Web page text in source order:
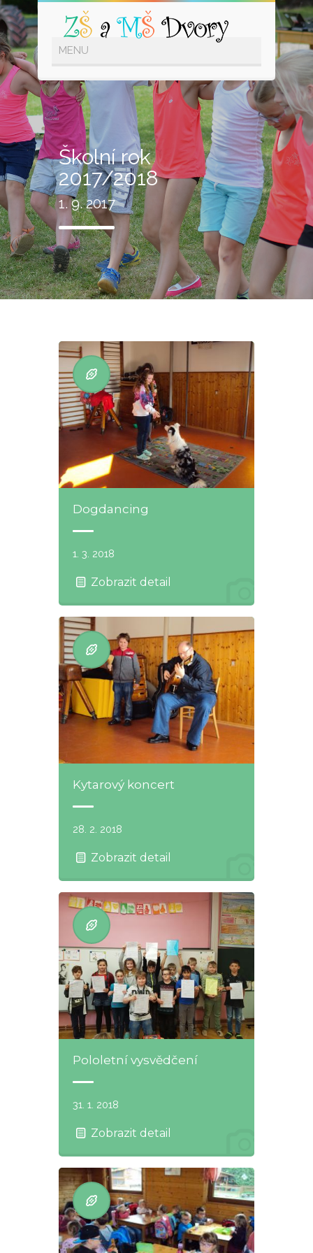
Školní rok
2017/2018
1. 9. 2017
Dogdancing
1. 3. 2018
Zobrazit detail
Kytarový koncert
28. 2. 2018
Zobrazit detail
Pololetní vysvědčení
31. 1. 2018
Zobrazit detail